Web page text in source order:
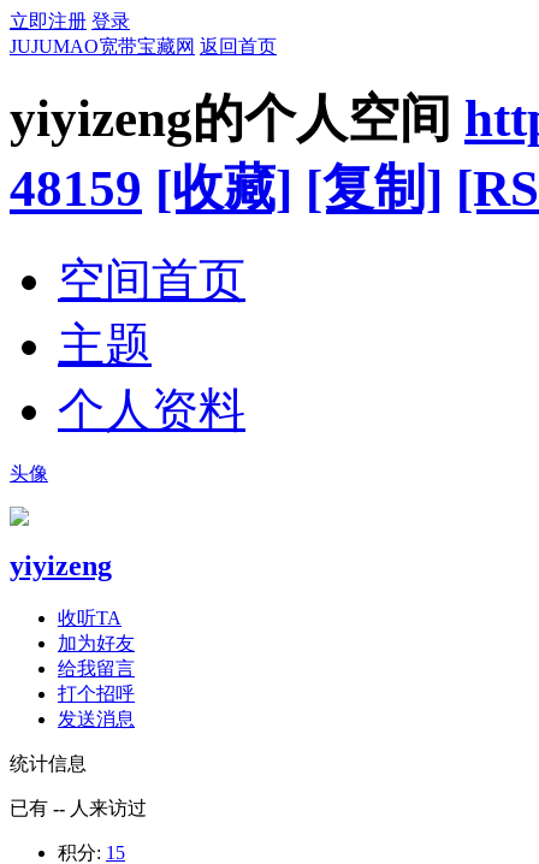
立即注册 登录
JUJUMAO宽带宝藏网 返回首页
yiyizeng的个人空间
48159 [收藏] [复制]
空间首页
主题
个人资料
头像
yiyizeng
收听TA
加为好友
给我留言
打个招呼
发送消息
统计信息
已有 -- 人来访过
积分: 15